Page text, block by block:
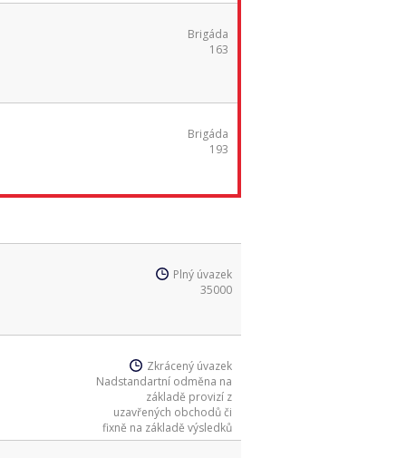
Brigáda
163
Brigáda
193
Plný úvazek
35000
Zkrácený úvazek
Nadstandartní odměna na
základě provizí z
uzavřených obchodů či
fixně na základě výsledků